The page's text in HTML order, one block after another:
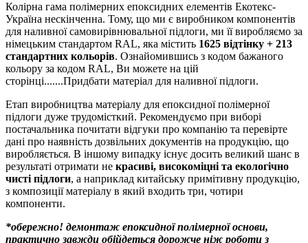
Колірна гама полімерних епоксидних елементів Екотекс-
Україна нескінченна. Тому, що ми є виробником компонентів
для наливної самовирівнювальної підлоги, ми її виробляємо за
німецьким стандартом RAL, яка містить 1625 відтінку + 213
стандартних кольорів. Ознайомившись з кодом бажаного
кольору за кодом RAL, Ви можете на цій
сторінці.......Придбати матеріал для наливної підлоги.
Етап виробництва матеріалу для епоксидної полімерної
підлоги дуже трудомісткий. Рекомендуємо при виборі
постачальника почитати відгуки про компанію та перевірте
дані про наявність дозвільних документів на продукцію, що
виробляється. В іншому випадку існує досить великий шанс в
результаті отримати не красиві, високоміцні та екологічно
чисті підлоги, а наприклад китайську примітивну продукцію,
з композиції матеріалу в який входить три, чотири
компоненти.
*обережно! демонтаж епоксидної полімерної основи,
практично завжди обійдеться дорожче ніж роботи з